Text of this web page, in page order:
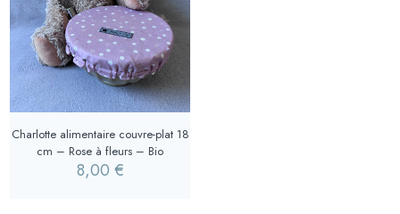
Charlotte alimentaire couvre-plat 18
cm – Rose à fleurs – Bio
8,00 €